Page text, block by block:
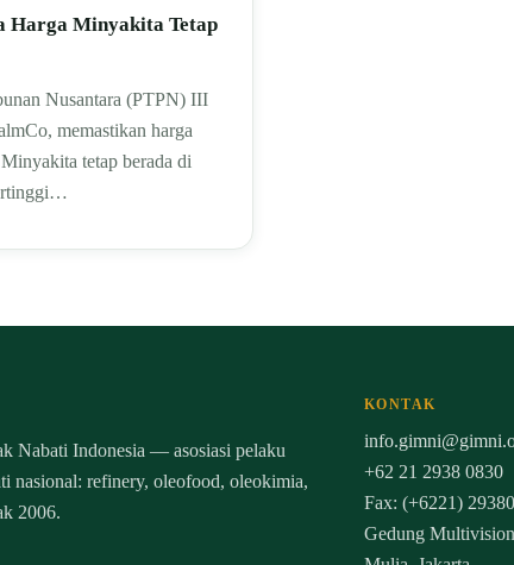
Harga Minyakita Tetap
Nusantara (PTPN) III
memastikan harga
tetap berada di
Nabati Indonesia — asosiasi pelaku
nasional: refinery, oleofood, oleokimia,
2006.
KONTAK
+62 21 2938 0830
Fax: (+6221)
Gedung